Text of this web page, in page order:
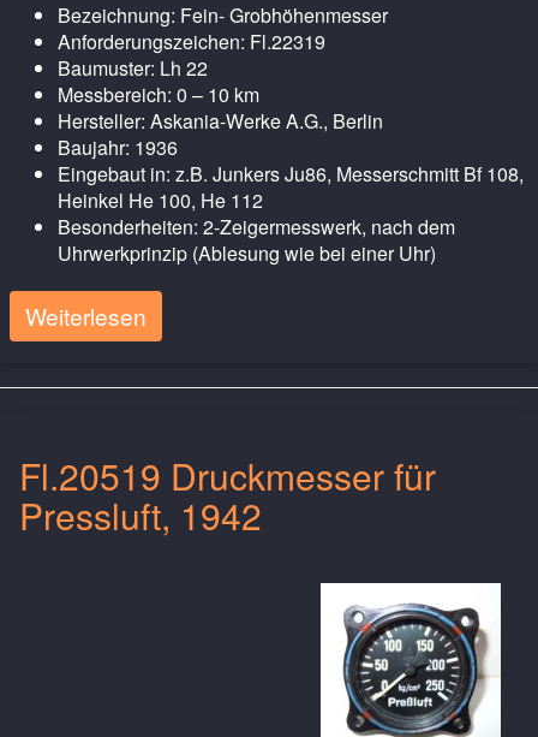
Bezeichnung: Fein- Grobhöhenmesser
Anforderungszeichen: Fl.22319
Baumuster: Lh 22
Messbereich: 0 – 10 km
Hersteller: Askania-Werke A.G., Berlin
Baujahr: 1936
Eingebaut in: z.B. Junkers Ju86, Messerschmitt Bf 108,
Heinkel He 100, He 112
Besonderheiten: 2-Zeigermesswerk, nach dem
Uhrwerkprinzip (Ablesung wie bei einer Uhr)
Weiterlesen
Fl.20519 Druckmesser für
Pressluft, 1942